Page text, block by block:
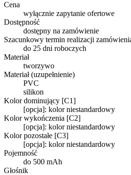
Cena
wyłącznie zapytanie ofertowe
Dostępność
dostępny na zamówienie
Szacunkowy termin realizacji
do 25 dni roboczych
Materiał
tworzywo
Materiał (uzupełnienie)
PVC
silikon
Kolor dominujący [C1]
[opcja]: kolor niestandardowy
Kolor wykończenia [C2]
[opcja]: kolor niestandardowy
Kolor pozostałe [C3]
[opcja]: kolor niestandardowy
Pojemność
do 500 mAh
Głośnik